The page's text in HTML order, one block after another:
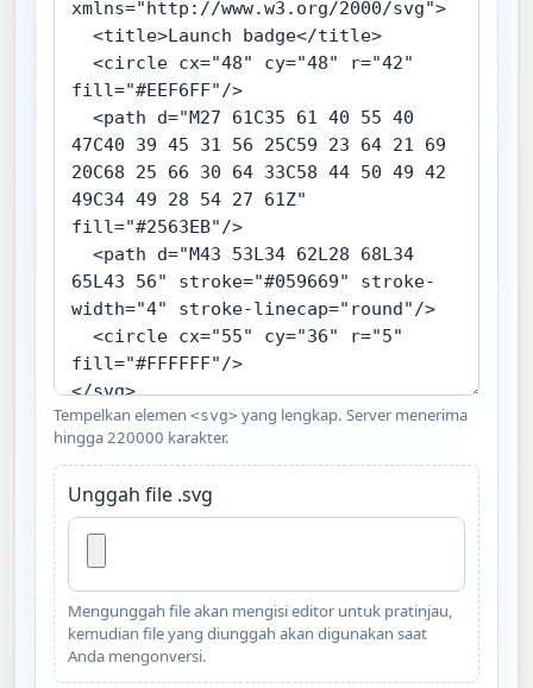
Tempelkan elemen <svg> yang lengkap. Server menerima
hingga 220000 karakter.
Unggah file .svg
Mengunggah file akan mengisi editor untuk pratinjau,
kemudian file yang diunggah akan digunakan saat
Anda mengonversi.